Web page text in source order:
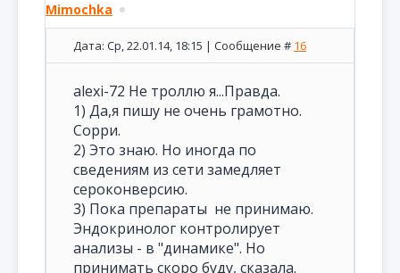
Mimochka
Дата: Ср, 22.01.14, 18:15 | Сообщение # 16
alexi-72 Не троллю я...Правда.
1) Да,я пишу не очень грамотно.
Сорри.
2) Это знаю. Но иногда по
сведениям из сети замедляет
сероконверсию.
3) Пока препараты не принимаю.
Эндокринолог контролирует
анализы - в "динамике". Но
принимать скоро буду, сказала.